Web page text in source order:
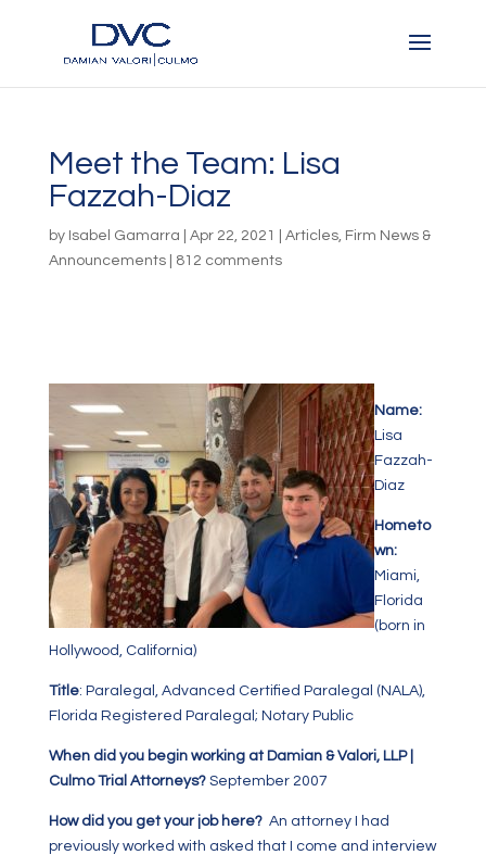
Meet the Team: Lisa
Fazzah-Diaz
by Isabel Gamarra Apr 22, 2021 Articles, Firm News &
Announcements| 812 comments
Name:
Lisa
Fazzah-
Diaz
Hometo
wn:
Miami,
Florida
(born in
Hollywood, California)
Title: Paralegal, Advanced Certified Paralegal (NALA),
Florida Registered Paralegal; Notary Public
When did you begin working at Damian & Valori, LLP |
Culmo Trial Attorneys?September 2007
How did you get your job here? An attorney I had
previously worked with asked that I come and interview